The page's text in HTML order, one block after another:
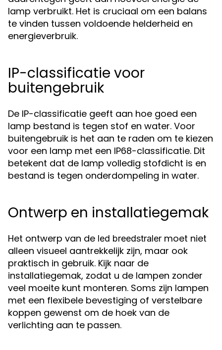
lamp verbruikt. Het is cruciaal om een balans
te vinden tussen voldoende helderheid en
energieverbruik.
IP-classificatie voor
buitengebruik
De IP-classificatie geeft aan hoe goed een
lamp bestand is tegen stof en water. Voor
buitengebruik is het aan te raden om te kiezen
voor een lamp met een IP68-classificatie. Dit
betekent dat de lamp volledig stofdicht is en
bestand is tegen onderdompeling in water.
Ontwerp en installatiegemak
Het ontwerp van de led breedstraler moet niet
alleen visueel aantrekkelijk zijn, maar ook
praktisch in gebruik. Kijk naar de
installatiegemak, zodat u de lampen zonder
veel moeite kunt monteren. Soms zijn lampen
met een flexibele bevestiging of verstelbare
koppen gewenst om de hoek van de
verlichting aan te passen.